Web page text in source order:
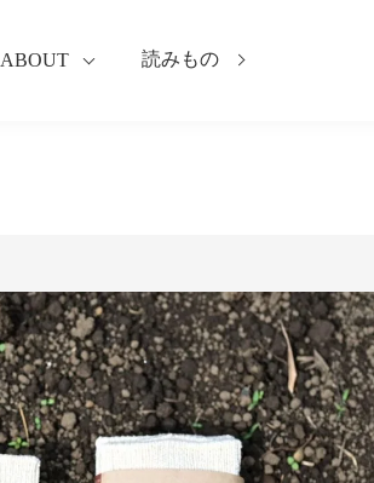
ABOUT 読みもの